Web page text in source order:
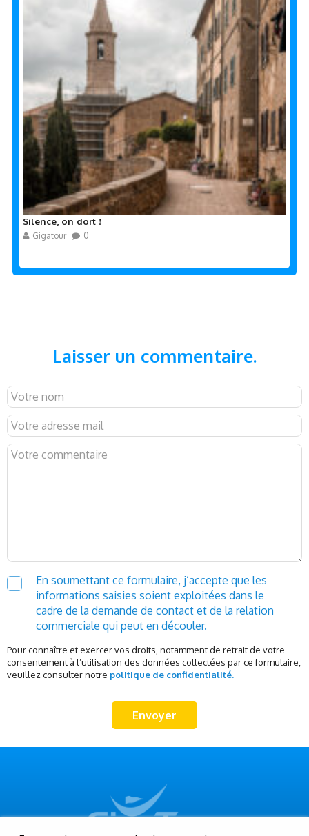
Silence, on dort !
Gigatour 0
Laisser un commentaire.
En soumettant ce formulaire, j’accepte que les
informations saisies soient exploitées dans le
cadre de la demande de contact et de la relation
commerciale qui peut en découler.
Pour connaître et exercer vos droits, notamment de retrait de votre
consentement à l’utilisation des données collectées par ce formulaire,
veuillez consulter notre politique de confidentialité.